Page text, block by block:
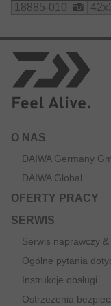
18885-010
O NAS
DAIWA Germany
DAIWA Global
OFERTY PRACY
SERWIS
Serwis naprawczy
Ogólne pytania
Instrukcje obsługi
Ostrzeżenia